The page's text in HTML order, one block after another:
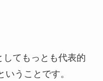
してもっとも代表的
いうことです。